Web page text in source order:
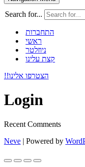
Search for...
התחברות
ראשי
ניוזלטר
קצת עלינו
!!הצטרפו אלינו
Login
Recent Comments
Neve | Powered by